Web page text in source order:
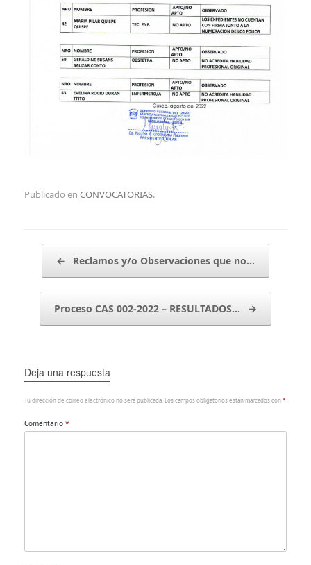
Publicado en CONVOCATORIAS.
Navegador de artículos
← Reclamos y/o Observaciones que no…
Proceso CAS 002-2022 – RESULTADOS… →
Deja una respuesta
Tu dirección de correo electrónico no será publicada. Los campos obligatorios están marcados con*
Comentario *